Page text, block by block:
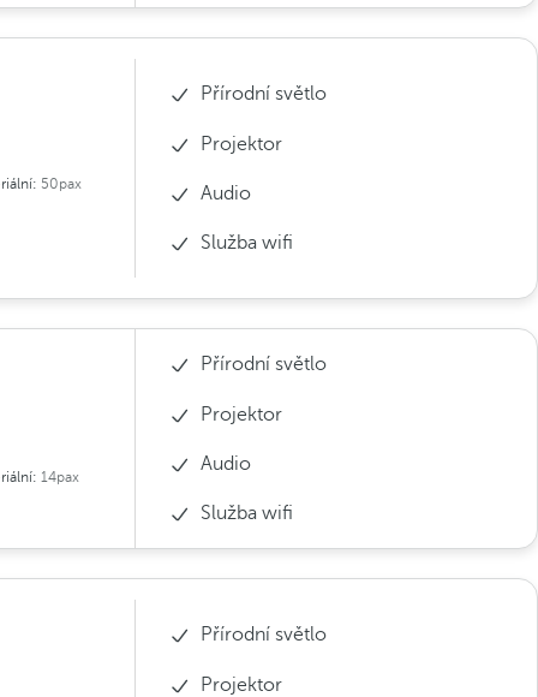
50pax
Přírodní světlo
Projektor
Audio
Služba wifi
14pax
Přírodní světlo
Projektor
Audio
Služba wifi
Přírodní světlo
Projektor